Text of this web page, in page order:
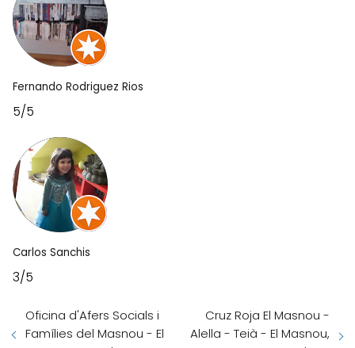
Fernando Rodriguez Rios
5/5
Carlos Sanchis
3/5
Oficina d'Afers Socials i
Famílies del Masnou - El
Cruz Roja El Masnou -
Alella - Teià - El Masnou,